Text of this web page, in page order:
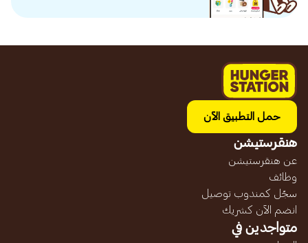
حمل التطبيق الآن
هنقرستيشن
عن هنقرستيشن
وظائف
سجّل كمندوب توصيل
انضم الآن كشريك
متواجدين في